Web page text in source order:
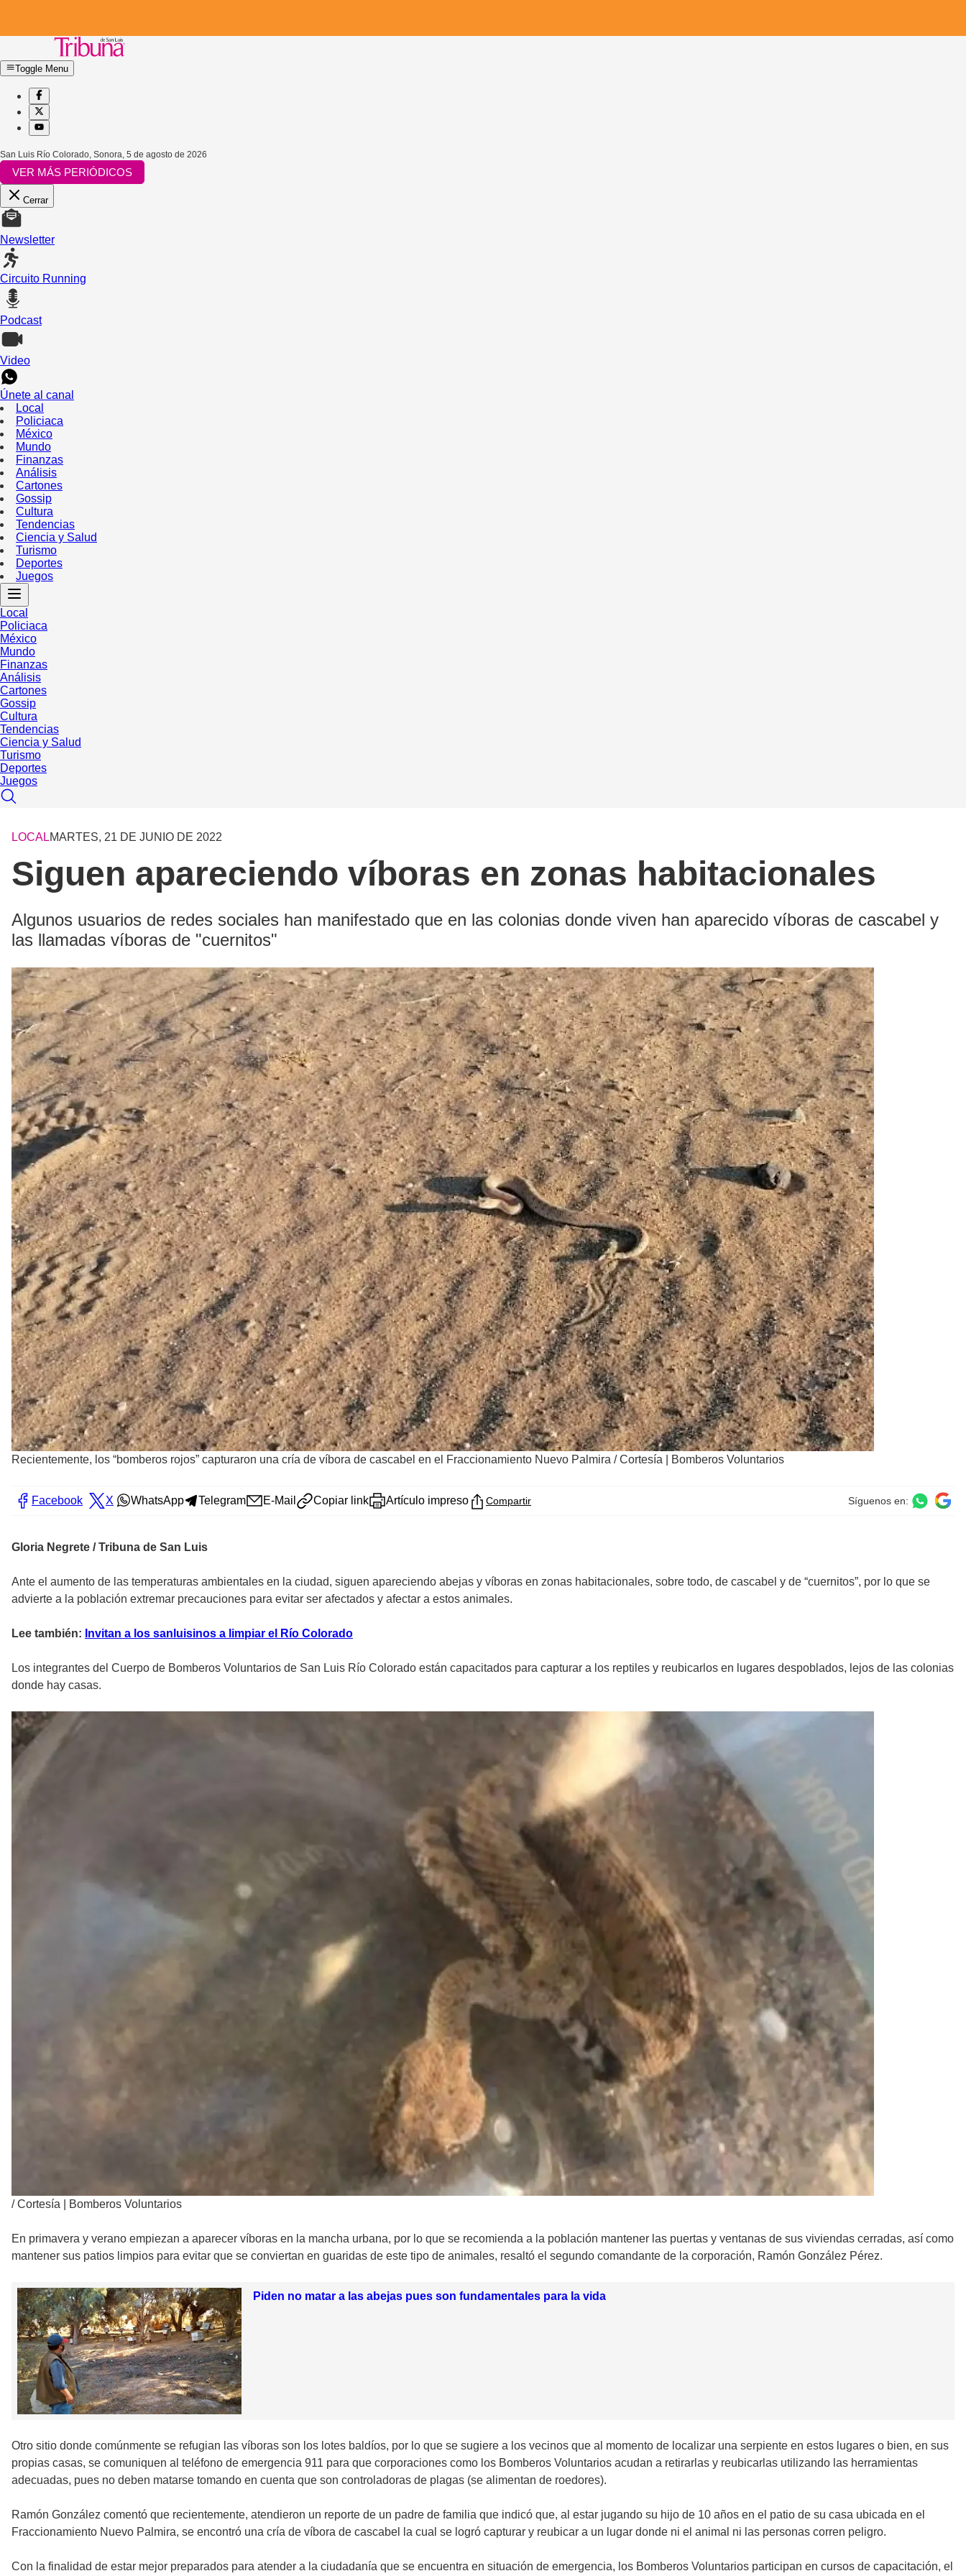
Toggle Menu
San Luis Río Colorado, Sonora, 5 de agosto de 2026
VER MÁS PERIÓDICOS
Cerrar
Newsletter
Circuito Running
Podcast
Video
Únete al canal
Local
Policiaca
México
Mundo
Finanzas
Análisis
Cartones
Gossip
Cultura
Tendencias
Ciencia y Salud
Turismo
Deportes
Juegos
Local
Policiaca
México
Mundo
Finanzas
Análisis
Cartones
Gossip
Cultura
Tendencias
Ciencia y Salud
Turismo
Deportes
Juegos
LOCALMARTES, 21 DE JUNIO DE 2022
Siguen apareciendo víboras en zonas habitacionales
Algunos usuarios de redes sociales han manifestado que en las colonias donde viven han aparecido víboras de cascabel y
las llamadas víboras de "cuernitos"
Recientemente, los “bomberos rojos” capturaron una cría de víbora de cascabel en el Fraccionamiento Nuevo Palmira /Cortesía | Bomberos Voluntarios
Facebook X WhatsApp Telegram E-Mail Copiar link Artículo impreso Compartir Síguenos en:
Gloria Negrete / Tribuna de San Luis
Ante el aumento de las temperaturas ambientales en la ciudad, siguen apareciendo abejas y víboras en zonas habitacionales, sobre todo, de cascabel y de “cuernitos”, por lo que se
advierte a la población extremar precauciones para evitar ser afectados y afectar a estos animales.
Lee también: Invitan a los sanluisinos a limpiar el Río Colorado
Los integrantes del Cuerpo de Bomberos Voluntarios de San Luis Río Colorado están capacitados para capturar a los reptiles y reubicarlos en lugares despoblados, lejos de las colonias
donde hay casas.
/Cortesía | Bomberos Voluntarios
En primavera y verano empiezan a aparecer víboras en la mancha urbana, por lo que se recomienda a la población mantener las puertas y ventanas de sus viviendas cerradas, así como
mantener sus patios limpios para evitar que se conviertan en guaridas de este tipo de animales, resaltó el segundo comandante de la corporación, Ramón González Pérez.
Piden no matar a las abejas pues son fundamentales para la vida
Otro sitio donde comúnmente se refugian las víboras son los lotes baldíos, por lo que se sugiere a los vecinos que al momento de localizar una serpiente en estos lugares o bien, en sus
propias casas, se comuniquen al teléfono de emergencia 911 para que corporaciones como los Bomberos Voluntarios acudan a retirarlas y reubicarlas utilizando las herramientas
adecuadas, pues no deben matarse tomando en cuenta que son controladoras de plagas (se alimentan de roedores).
Ramón González comentó que recientemente, atendieron un reporte de un padre de familia que indicó que, al estar jugando su hijo de 10 años en el patio de su casa ubicada en el
Fraccionamiento Nuevo Palmira, se encontró una cría de víbora de cascabel la cual se logró capturar y reubicar a un lugar donde ni el animal ni las personas corren peligro.
Con la finalidad de estar mejor preparados para atender a la ciudadanía que se encuentra en situación de emergencia, los Bomberos Voluntarios participan en cursos de capacitación, el